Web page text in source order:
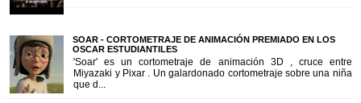
SOAR - CORTOMETRAJE DE ANIMACIÓN PREMIADO EN LOS
OSCAR ESTUDIANTILES
'Soar' es un cortometraje de animación 3D , cruce entre
Miyazaki y Pixar . Un galardonado cortometraje sobre una niña
que d...